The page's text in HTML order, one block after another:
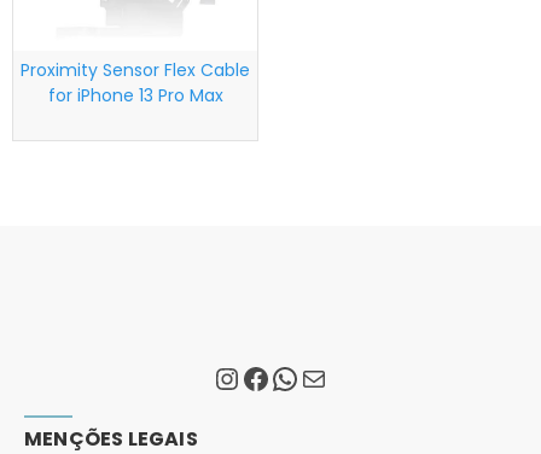
Proximity Sensor Flex Cable
for iPhone 13 Pro Max
MENÇÕES LEGAIS